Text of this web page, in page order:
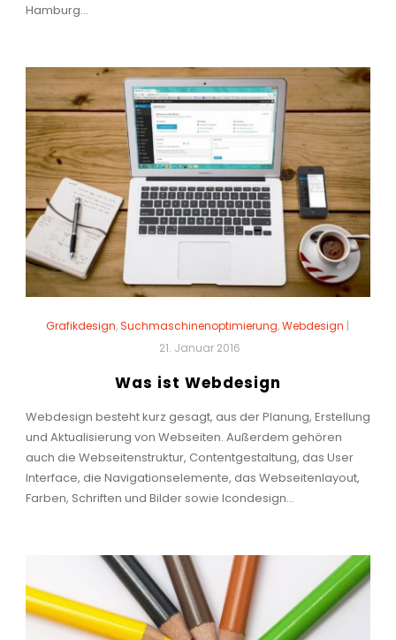
Hamburg...
Grafikdesign,Suchmaschinenoptimierung,Webdesign |
21. Januar 2016
Was ist Webdesign
Webdesign besteht kurz gesagt, aus der Planung, Erstellung
und Aktualisierung von Webseiten. Außerdem gehören
auch die Webseitenstruktur, Contentgestaltung, das User
Interface, die Navigationselemente, das Webseitenlayout,
Farben, Schriften und Bilder sowie Icondesign...